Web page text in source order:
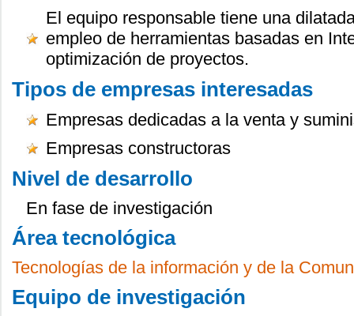
El equipo responsable tiene una
empleo de herramientas basadas en
optimización de proyectos.
Tipos de empresas interesadas
Empresas dedicadas a la venta y
Empresas constructoras
Nivel de desarrollo
En fase de investigación
Área tecnológica
Tecnologías de la información y de la
Equipo de investigación